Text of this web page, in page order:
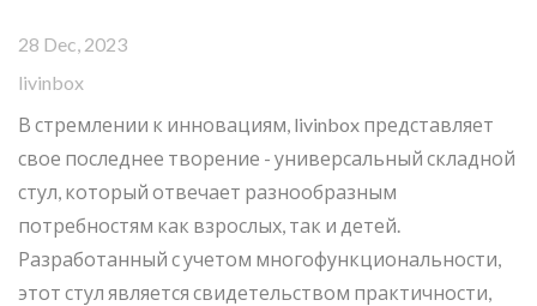
28 Dec, 2023
livinbox
В стремлении к инновациям, livinbox представляет
свое последнее творение - универсальный складной
стул, который отвечает разнообразным
потребностям как взрослых, так и детей.
Разработанный с учетом многофункциональности,
этот стул является свидетельством практичности,